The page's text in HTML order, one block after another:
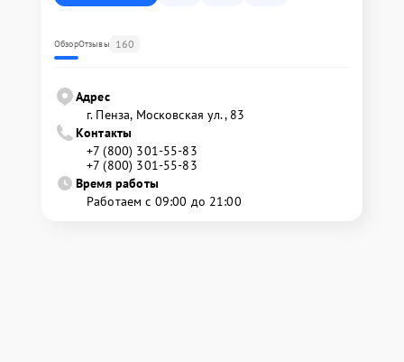
ОбзорОтзывы 160
Адрес
г. Пенза, Московская ул., 83
Контакты
+7 (800) 301-55-83
+7 (800) 301-55-83
Время работы
Работаем с 09:00 до 21:00